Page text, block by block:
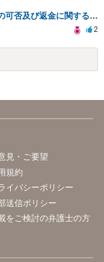
店舗利用不可による契約解除必要の可否及び返金に関する問い合わせ
2
見・ご要望
規約
イバシーポリシー
送信ポリシー
をご検討の弁護士の方